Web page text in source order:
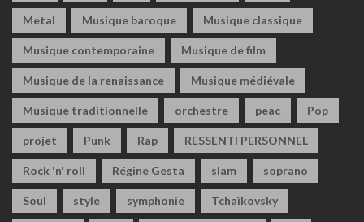
Metal Musique baroque Musique classique
Musique contemporaine Musique de film
Musique de la renaissance Musique médiévale
Musique traditionnelle orchestre peac Pop
projet Punk Rap RESSENTI PERSONNEL
Rock 'n' roll Régine Gesta slam soprano
Soul style symphonie Tchaïkovsky